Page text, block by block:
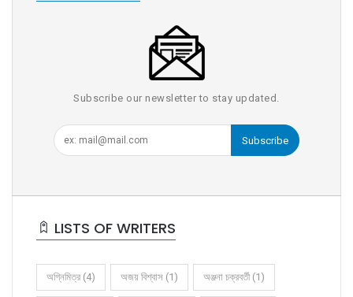
Subscribe our newsletter to stay updated.
Subscribe
LISTS OF WRITERS
অগ্নিমিত্র (4) অজয় বিশ্বাস (1) অঞ্জনা চক্রবর্তী (1)